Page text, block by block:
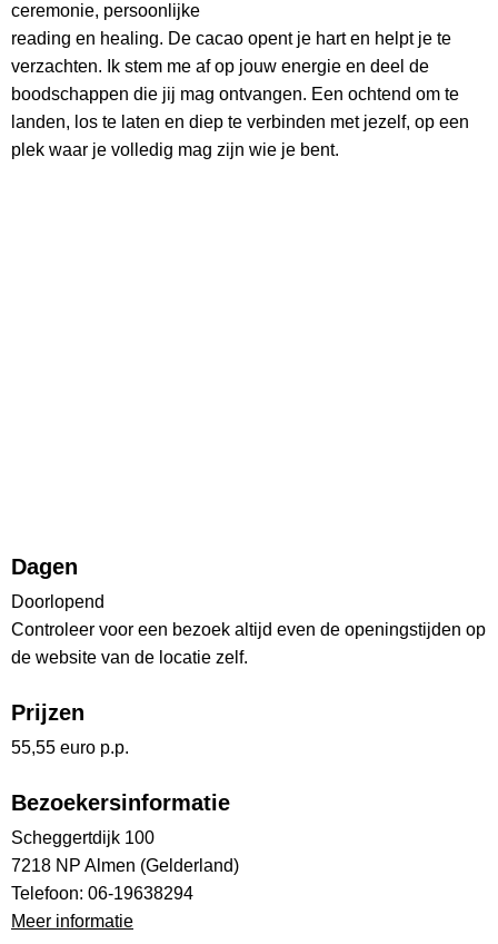
ceremonie, persoonlijke
reading en healing. De cacao opent je hart en helpt je te
verzachten. Ik stem me af op jouw energie en deel de
boodschappen die jij mag ontvangen. Een ochtend om te
landen, los te laten en diep te verbinden met jezelf, op een
plek waar je volledig mag zijn wie je bent.
Dagen
Doorlopend
Controleer voor een bezoek altijd even de openingstijden op
de website van de locatie zelf.
Prijzen
55,55 euro p.p.
Bezoekersinformatie
Scheggertdijk 100
7218 NP Almen (Gelderland)
Telefoon: 06-19638294
Meer informatie